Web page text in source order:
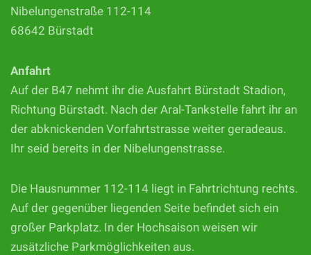
Nibelungenstraße 112-114
68642 Bürstadt
Anfahrt
Auf der B47 nehmt ihr die Ausfahrt Bürstadt Stadion,
Richtung Bürstadt. Nach der Aral-Tankstelle fahrt ihr an
der abknickenden Vorfahrtstrasse weiter geradeaus.
Ihr seid bereits in der Nibelungenstrasse.
Die Hausnummer 112-114 liegt in Fahrtrichtung rechts.
Auf der gegenüber liegenden Seite befindet sich ein
großer Parkplatz. In der Hochsaison weisen wir
zusätzliche Parkmöglichkeiten aus.